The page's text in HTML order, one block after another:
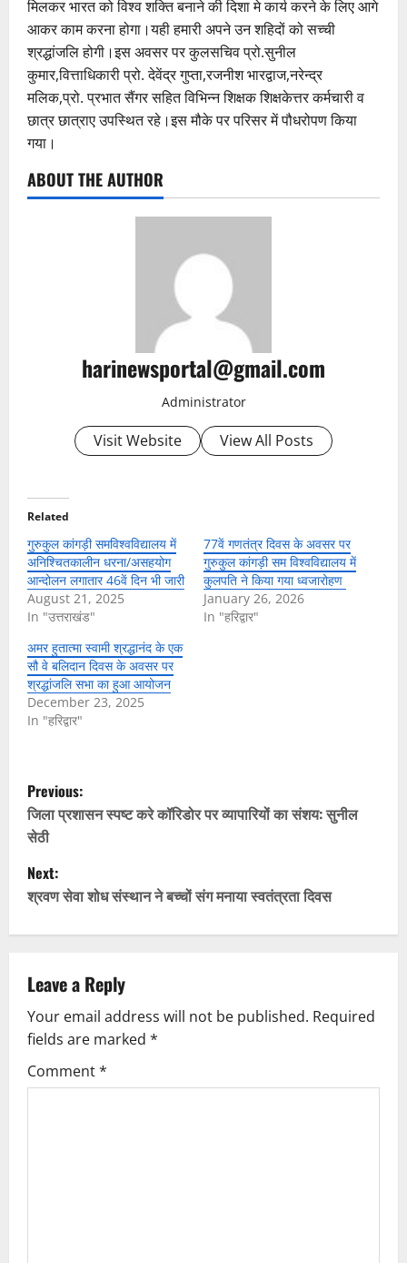
मिलकर भारत को विश्व शक्ति बनाने की दिशा मे कार्य करने के लिए आगे
आकर काम करना होगा।यही हमारी अपने उन शहिदों को सच्ची
श्रद्धांजलि होगी।इस अवसर पर कुलसचिव प्रो.सुनील
कुमार,वित्ताधिकारी प्रो. देवेंद्र गुप्ता,रजनीश भारद्वाज,नरेन्द्र
मलिक,प्रो. प्रभात सैंगर सहित विभिन्न शिक्षक शिक्षकेत्तर कर्मचारी व
छात्र छात्राए उपस्थित रहे।इस मौके पर परिसर में पौधरोपण किया
गया।
ABOUT THE AUTHOR
harinewsportal@gmail.com
Administrator
Visit Website View All Posts
Related
गुरुकुल कांगड़ी समविश्वविद्यालय में
अनिश्चितकालीन धरना/असहयोग
आन्दोलन लगातार 46वें दिन भी जारी
August 21, 2025
In "उत्तराखंड"
77वें गणतंत्र दिवस के अवसर पर
गुरुकुल कांगड़ी सम विश्वविद्यालय में
कुलपति ने किया गया ध्वजारोहण
January 26, 2026
In "हरिद्वार"
अमर हुतात्मा स्वामी श्रद्धानंद के एक
सौ वे बलिदान दिवस के अवसर पर
श्रद्धांजलि सभा का हुआ आयोजन
December 23, 2025
In "हरिद्वार"
P
o
s
t
n
a
v
i
g
Previous:
जिला प्रशासन स्पष्ट करे कॉरिडोर पर व्यापारियों का संशय: सुनील
सेठी
Next:
श्रवण सेवा शोध संस्थान ने बच्चों संग मनाया स्वतंत्रता दिवस
Leave a Reply
Your email address will not be published. Required
fields are marked *
Comment*